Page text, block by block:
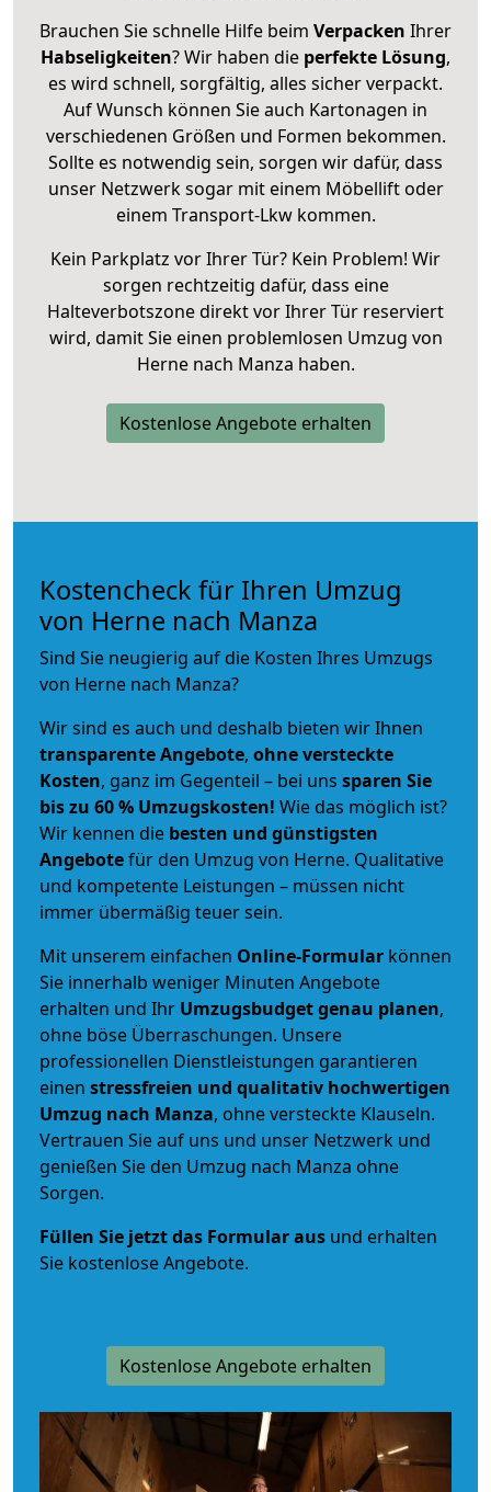
Brauchen Sie schnelle Hilfe beim Verpacken Ihrer
Habseligkeiten? Wir haben die perfekte Lösung,
es wird schnell, sorgfältig, alles sicher verpackt.
Auf Wunsch können Sie auch Kartonagen in
verschiedenen Größen und Formen bekommen.
Sollte es notwendig sein, sorgen wir dafür, dass
unser Netzwerk sogar mit einem Möbellift oder
einem Transport-Lkw kommen.
Kein Parkplatz vor Ihrer Tür? Kein Problem! Wir
sorgen rechtzeitig dafür, dass eine
Halteverbotszone direkt vor Ihrer Tür reserviert
wird, damit Sie einen problemlosen Umzug von
Herne nach Manza haben.
Kostenlose Angebote erhalten
Kostencheck für Ihren Umzug
von Herne nach Manza
Sind Sie neugierig auf die Kosten Ihres Umzugs
von Herne nach Manza?
Wir sind es auch und deshalb bieten wir Ihnen
transparente Angebote, ohne versteckte
Kosten, ganz im Gegenteil – bei uns sparen Sie
bis zu 60 % Umzugskosten! Wie das möglich ist?
Wir kennen die besten und günstigsten
Angebotefür den Umzug von Herne. Qualitative
und kompetente Leistungen – müssen nicht
immer übermäßig teuer sein.
Mit unserem einfachen Online-Formular können
Sie innerhalb weniger Minuten Angebote
erhalten und Ihr Umzugsbudgetgenau planen,
ohne böse Überraschungen. Unsere
professionellen Dienstleistungen garantieren
einen stressfreien und qualitativ hochwertigen
Umzug nach Manza, ohne versteckte Klauseln.
Vertrauen Sie auf uns und unser Netzwerk und
genießen Sie den Umzug nach Manza ohne
Sorgen.
Füllen Sie jetzt das Formular aus und erhalten
Sie kostenlose Angebote.
Kostenlose Angebote erhalten